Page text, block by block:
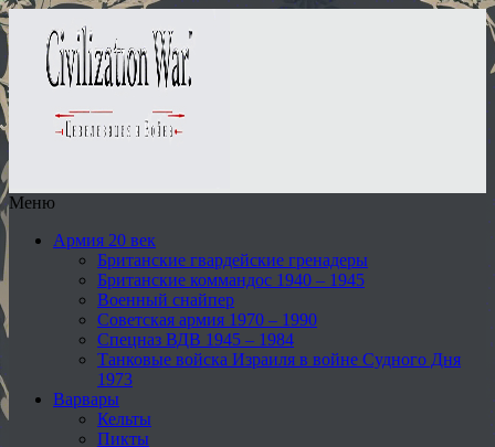
Меню
Армия 20 век
Британские гвардейские гренадеры
Британские коммандос 1940 – 1945
Военный снайпер
Советская армия 1970 – 1990
Спецназ ВДВ 1945 – 1984
Танковые войска Израиля в войне Судного Дня
1973
Варвары
Кельты
Пикты